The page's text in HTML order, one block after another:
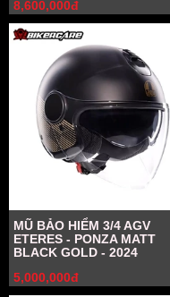
8,600,000đ
MŨ BẢO HIỂM 3/4 AGV
ETERES - PONZA MATT
BLACK GOLD - 2024
5,000,000đ